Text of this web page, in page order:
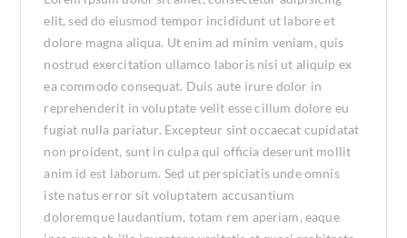
elit, sed do eiusmod tempor incididunt ut labore et
dolore magna aliqua. Ut enim ad minim veniam, quis
nostrud exercitation ullamco laboris nisi ut aliquip ex
ea commodo consequat. Duis aute irure dolor in
reprehenderit in voluptate velit esse cillum dolore eu
fugiat nulla pariatur. Excepteur sint occaecat cupidatat
non proident, sunt in culpa qui officia deserunt mollit
anim id est laborum. Sed ut perspiciatis unde omnis
iste natus error sit voluptatem accusantium
doloremque laudantium, totam rem aperiam, eaque